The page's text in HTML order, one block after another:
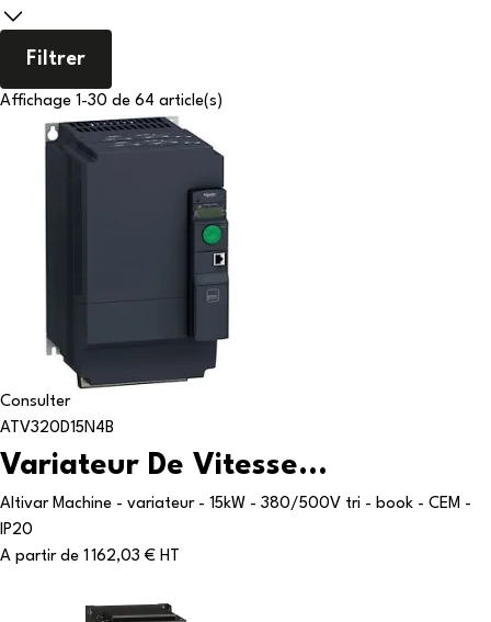
Filtrer
Affichage 1-30 de 64 article(s)
Consulter
ATV320D15N4B
Variateur De Vitesse...
Altivar Machine - variateur - 15kW - 380/500V tri - book - CEM -
IP20
A partir de 1 162,03 € HT